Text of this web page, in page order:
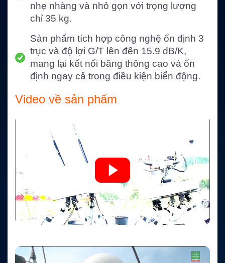
nhẹ nhàng và nhỏ gọn với trọng lượng
chỉ 35 kg.
Sản phẩm tích hợp công nghệ ổn định 3
trục và độ lợi G/T lên đến 15.9 dB/K,
mang lại kết nối băng thông cao và ổn
định ngay cả trong điều kiện biển động.
Video về sản phẩm